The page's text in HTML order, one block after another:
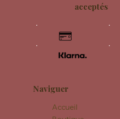
Naviguer
Accueil
acceptés